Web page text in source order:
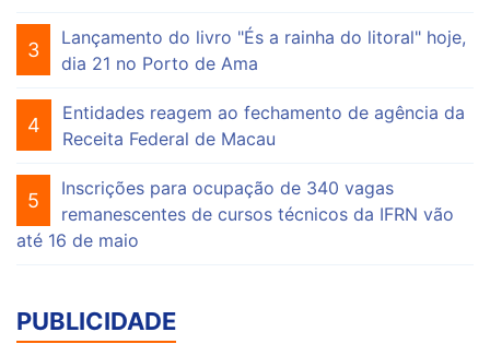
3
Lançamento do livro "És a rainha do litoral" hoje,
dia 21 no Porto de Ama
4
Entidades reagem ao fechamento de agência da
Receita Federal de Macau
5
Inscrições para ocupação de 340 vagas
remanescentes de cursos técnicos da IFRN vão
até 16 de maio
PUBLICIDADE